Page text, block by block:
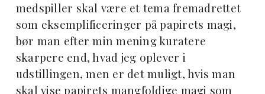
medspiller skal være et tema fremadrettet
som eksemplificeringer på papirets magi,
bør man efter min mening kuratere
skarpere end, hvad jeg oplever i
udstillingen, men er det muligt, hvis man
skal vise papirets mangfoldige magi som